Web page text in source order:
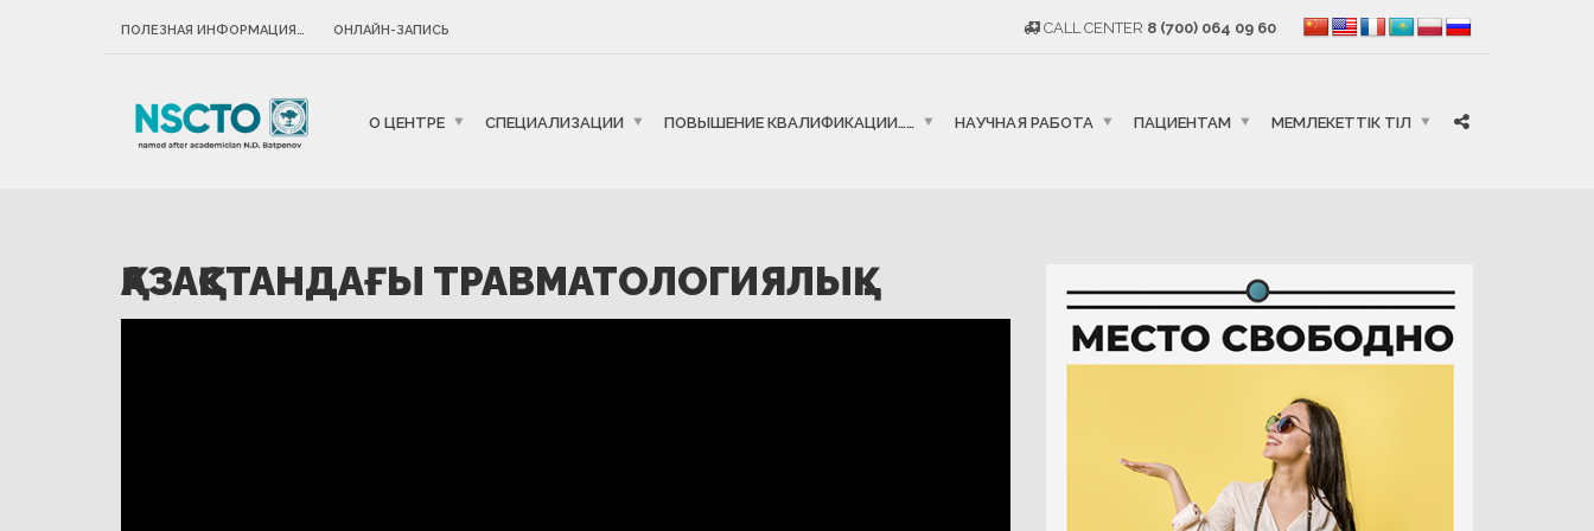
ПОЛЕЗНАЯ ИНФОРМАЦИЯ… ОНЛАЙН-ЗАПИСЬ CALL CENTER 8 (700) 064 09 60
О ЦЕНТРЕ СПЕЦИАЛИЗАЦИИ ПОВЫШЕНИЕ КВАЛИФИКАЦИИ…… НАУЧНАЯ РАБОТА ПАЦИЕНТАМ МЕМЛЕКЕТТІК ТІЛ
ҚАЗАҚСТАНДАҒЫ ТРАВМАТОЛОГИЯЛЫҚ…